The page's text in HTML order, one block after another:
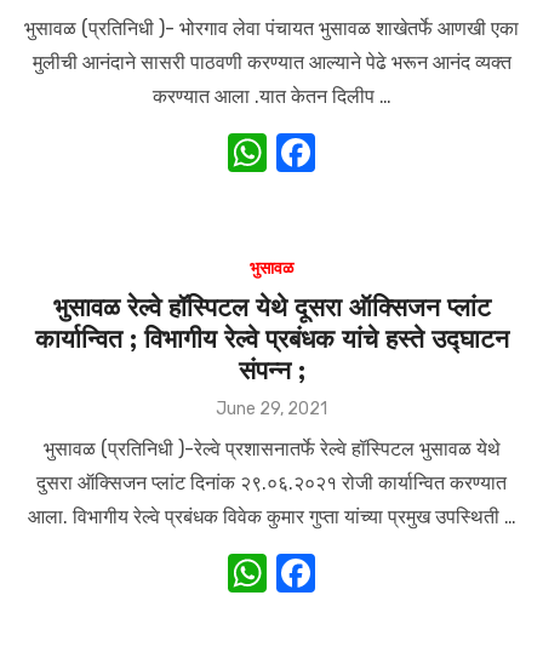
भुसावळ (प्रतिनिधी )- भोरगाव लेवा पंचायत भुसावळ शाखेतर्फे आणखी एका
मुलीची आनंदाने सासरी पाठवणी करण्यात आल्याने पेढे भरून आनंद व्यक्त
करण्यात आला .यात केतन दिलीप …
W
s
A
p
p
b
o
k
भुसावळ
भुसावळ रेल्वे हॉस्पिटल येथे दूसरा ऑक्सिजन प्लांट
कार्यान्वित ; विभागीय रेल्वे प्रबंधक यांचे हस्ते उद्घाटन
संपन्न ;
Posted
June 29, 2021
भुसावळ (प्रतिनिधी )-रेल्वे प्रशासनातर्फे रेल्वे हॉस्पिटल भुसावळ येथे
दुसरा ऑक्सिजन प्लांट दिनांक २९.०६.२०२१ रोजी कार्यान्वित करण्यात
आला. विभागीय रेल्वे प्रबंधक विवेक कुमार गुप्ता यांच्या प्रमुख उपस्थिती …
W